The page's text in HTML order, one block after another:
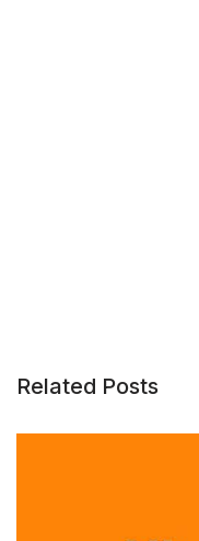
Related Posts